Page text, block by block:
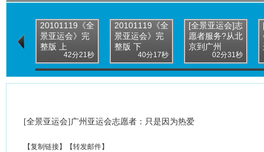
20101119《全
景亚运会》完
整版 上
42分21秒
20101119《全
景亚运会》完
整版 下
40分17秒
[全景亚运会]志
愿者服务?从北
京到广州
02分31秒
[全景亚运会]广州亚运会志愿者：只是因为热爱
【复制链接】【转发邮件】